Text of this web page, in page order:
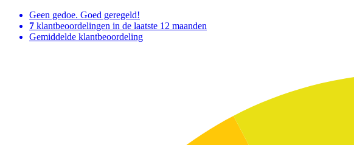
Geen gedoe. Goed geregeld!
7 klantbeoordelingen in de laatste 12 maanden
Gemiddelde klantbeoordeling